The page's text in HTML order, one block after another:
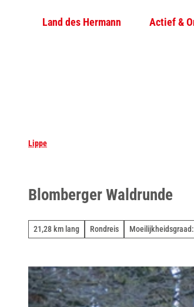
Land des Hermann Actief &
Lippe
Blomberger Waldrunde
21,28 km lang Rondreis